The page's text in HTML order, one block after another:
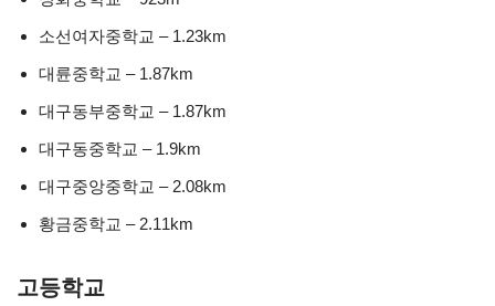
소선여자중학교 – 1.23km
대륜중학교 – 1.87km
대구동부중학교 – 1.87km
대구동중학교 – 1.9km
대구중앙중학교 – 2.08km
황금중학교 – 2.11km
고등학교